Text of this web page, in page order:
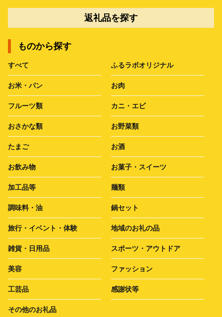
返礼品を探す
ものから探す
すべて ふるラボオリジナル
お米・パン お肉
フルーツ類 カニ・エビ
おさかな類 お野菜類
たまご お酒
お飲み物 お菓子・スイーツ
加工品等 麺類
調味料・油 鍋セット
旅行・イベント・体験 地域のお礼の品
雑貨・日用品 スポーツ・アウトドア
美容 ファッション
工芸品 感謝状等
その他のお礼品